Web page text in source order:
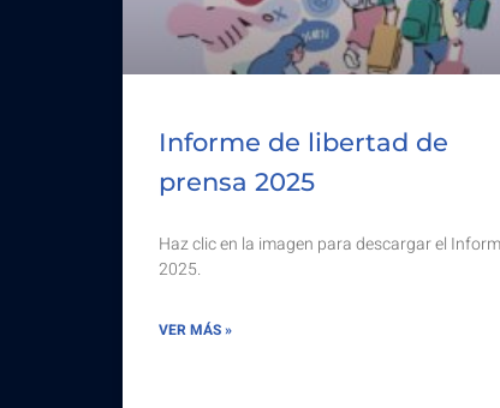
Informe de libertad de
prensa 2025
Haz clic en la imagen para descargar el
2025.
VER MÁS »